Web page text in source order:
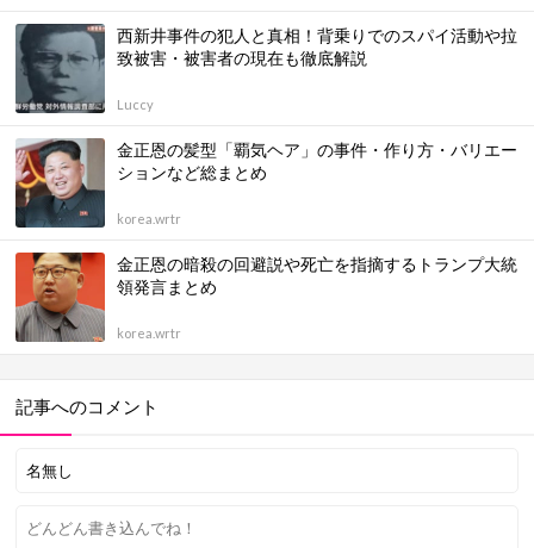
西新井事件の犯人と真相！背乗りでのスパイ活動や拉
致被害・被害者の現在も徹底解説
Luccy
金正恩の髪型「覇気ヘア」の事件・作り方・バリエー
ションなど総まとめ
korea.wrtr
金正恩の暗殺の回避説や死亡を指摘するトランプ大統
領発言まとめ
korea.wrtr
記事へのコメント